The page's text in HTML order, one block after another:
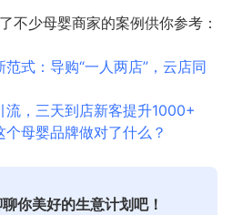
不少母婴商家的案例供你参考：
范式：导购“一人两店”，云店同
流，三天到店新客提升1000+
母婴品牌做对了什么？
你美好的生意计划吧！